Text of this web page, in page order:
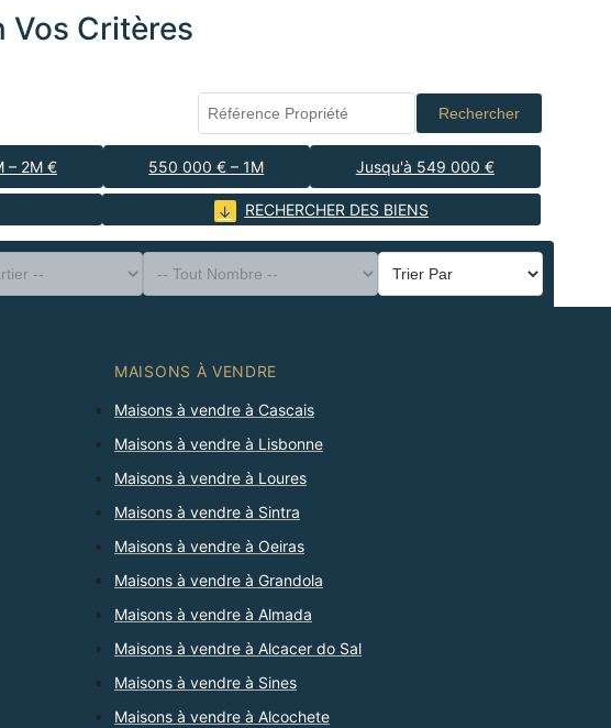
Vos Critères
Rechercher
– 2M € 550 000 € – 1M Jusqu'à 549 000 €
RECHERCHER DES BIENS
--
--
--
MAISONS À VENDRE
Maisons à vendre à Cascais
Maisons à vendre à Lisbonne
Maisons à vendre à Loures
Maisons à vendre à Sintra
Maisons à vendre à Oeiras
Maisons à vendre à Grandola
Maisons à vendre à Almada
Maisons à vendre à Alcacer do Sal
Maisons à vendre à Sines
Maisons à vendre à Alcochete